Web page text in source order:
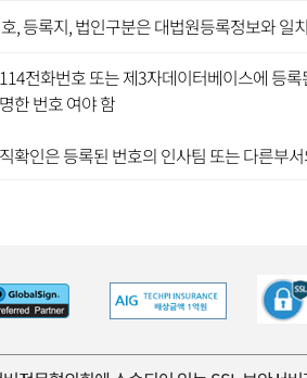
, 등록지, 법인구분은 대법원등록정보와 일
전화번호 또는 제3자데이터베이스에 등
한 번호 여야 함
확인은 등록된 번호의 인사팀 또는 다른부